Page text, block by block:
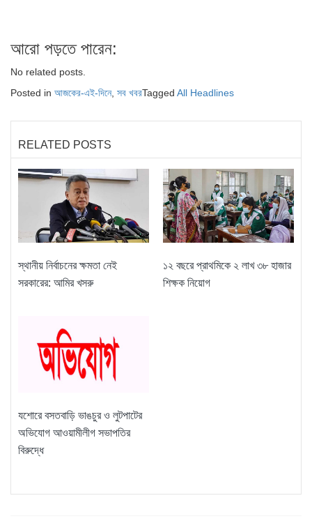
আরো পড়তে পারেন:
No related posts.
Posted in আজকের-এই-দিনে, সব খবরTagged All Headlines
RELATED POSTS
স্থানীয় নির্বাচনের ক্ষমতা নেই
সরকারের: আমির খসরু
১২ বছরে প্রাথমিকে ২ লাখ ৩৮ হাজার
শিক্ষক নিয়োগ
যশোরে বসতবাড়ি ভাঙচুর ও লুটপাটের
অভিযোগ আওয়ামীলীগ সভাপতির
বিরুদ্ধে